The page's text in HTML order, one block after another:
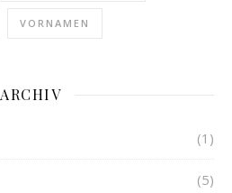
VORNAMEN
ARCHIV
(1)
(5)